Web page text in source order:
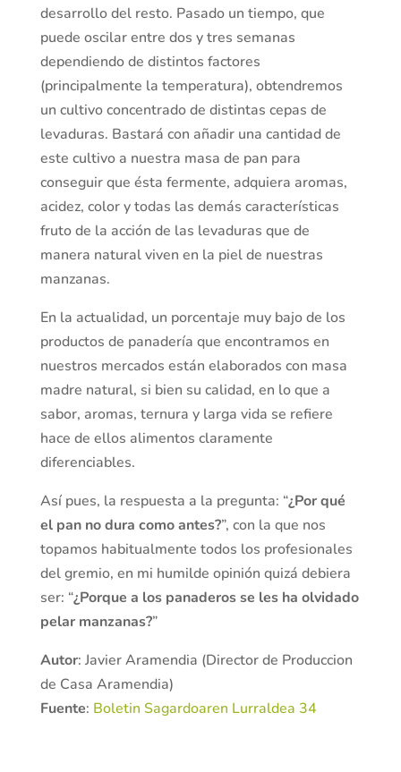
desarrollo del resto. Pasado un tiempo, que
puede oscilar entre dos y tres semanas
dependiendo de distintos factores
(principalmente la temperatura), obtendremos
un cultivo concentrado de distintas cepas de
levaduras. Bastará con añadir una cantidad de
este cultivo a nuestra masa de pan para
conseguir que ésta fermente, adquiera aromas,
acidez, color y todas las demás características
fruto de la acción de las levaduras que de
manera natural viven en la piel de nuestras
manzanas.
En la actualidad, un porcentaje muy bajo de los
productos de panadería que encontramos en
nuestros mercados están elaborados con masa
madre natural, si bien su calidad, en lo que a
sabor, aromas, ternura y larga vida se refiere
hace de ellos alimentos claramente
diferenciables.
Así pues, la respuesta a la pregunta: “¿Por qué
el pan no dura como antes?”, con la que nos
topamos habitualmente todos los profesionales
del gremio, en mi humilde opinión quizá debiera
ser: “¿Porque a los panaderos se les ha olvidado
pelar manzanas?”
Autor: Javier Aramendia (Director de Produccion
de Casa Aramendia)
Fuente: Boletin Sagardoaren Lurraldea 34